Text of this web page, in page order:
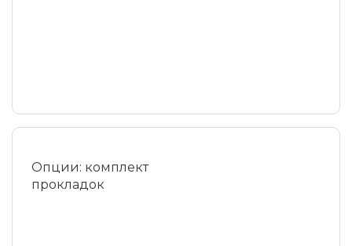
Опции: комплект
прокладок